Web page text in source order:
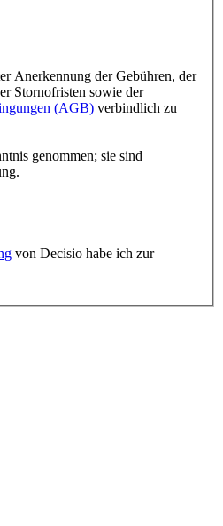
Anerkennung der Gebühren, der
Stornofristen sowie der
(AGB) verbindlich zu
genommen; sie sind
von Decisio habe ich zur